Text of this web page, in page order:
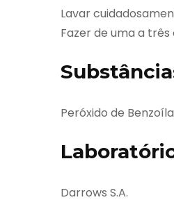
Lavar
Fazer de uma a
Peróxido de Benzoíla
Darrows S.A.